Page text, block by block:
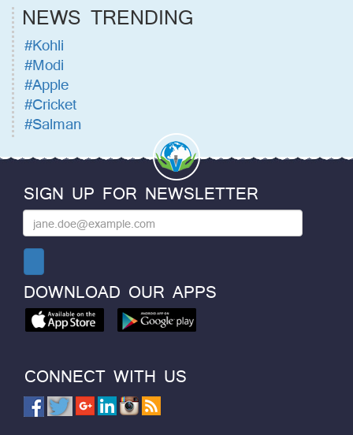
NEWS TRENDING
#Kohli
#Modi
#Apple
#Cricket
#Salman
SIGN UP FOR NEWSLETTER
DOWNLOAD OUR APPS
CONNECT WITH US